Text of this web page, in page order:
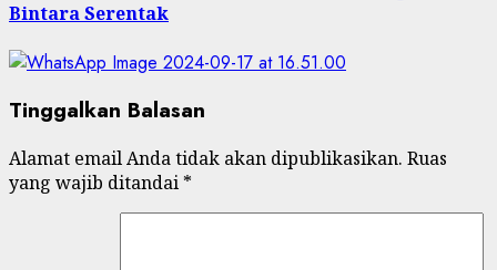
Bintara Serentak
Tinggalkan Balasan
Alamat email Anda tidak akan dipublikasikan. Ruas
yang wajib ditandai *